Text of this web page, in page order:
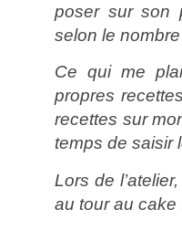
poser sur son
selon le
Ce qui me
propres
recettes sur
temps de saisir
Lors de
au tour au